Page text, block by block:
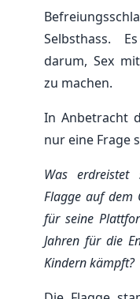
Selbsthass.
darum, Sex
zu machen.
In Anbetracht
nur eine Frage
Was erdreistet
Flagge auf dem
für seine
Jahren für die
Kindern kämpft?